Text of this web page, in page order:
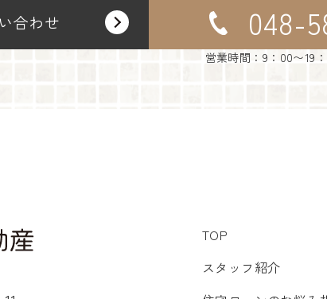
合わせ 048-
営業時間：9：00〜19
TOP
スタッフ紹介